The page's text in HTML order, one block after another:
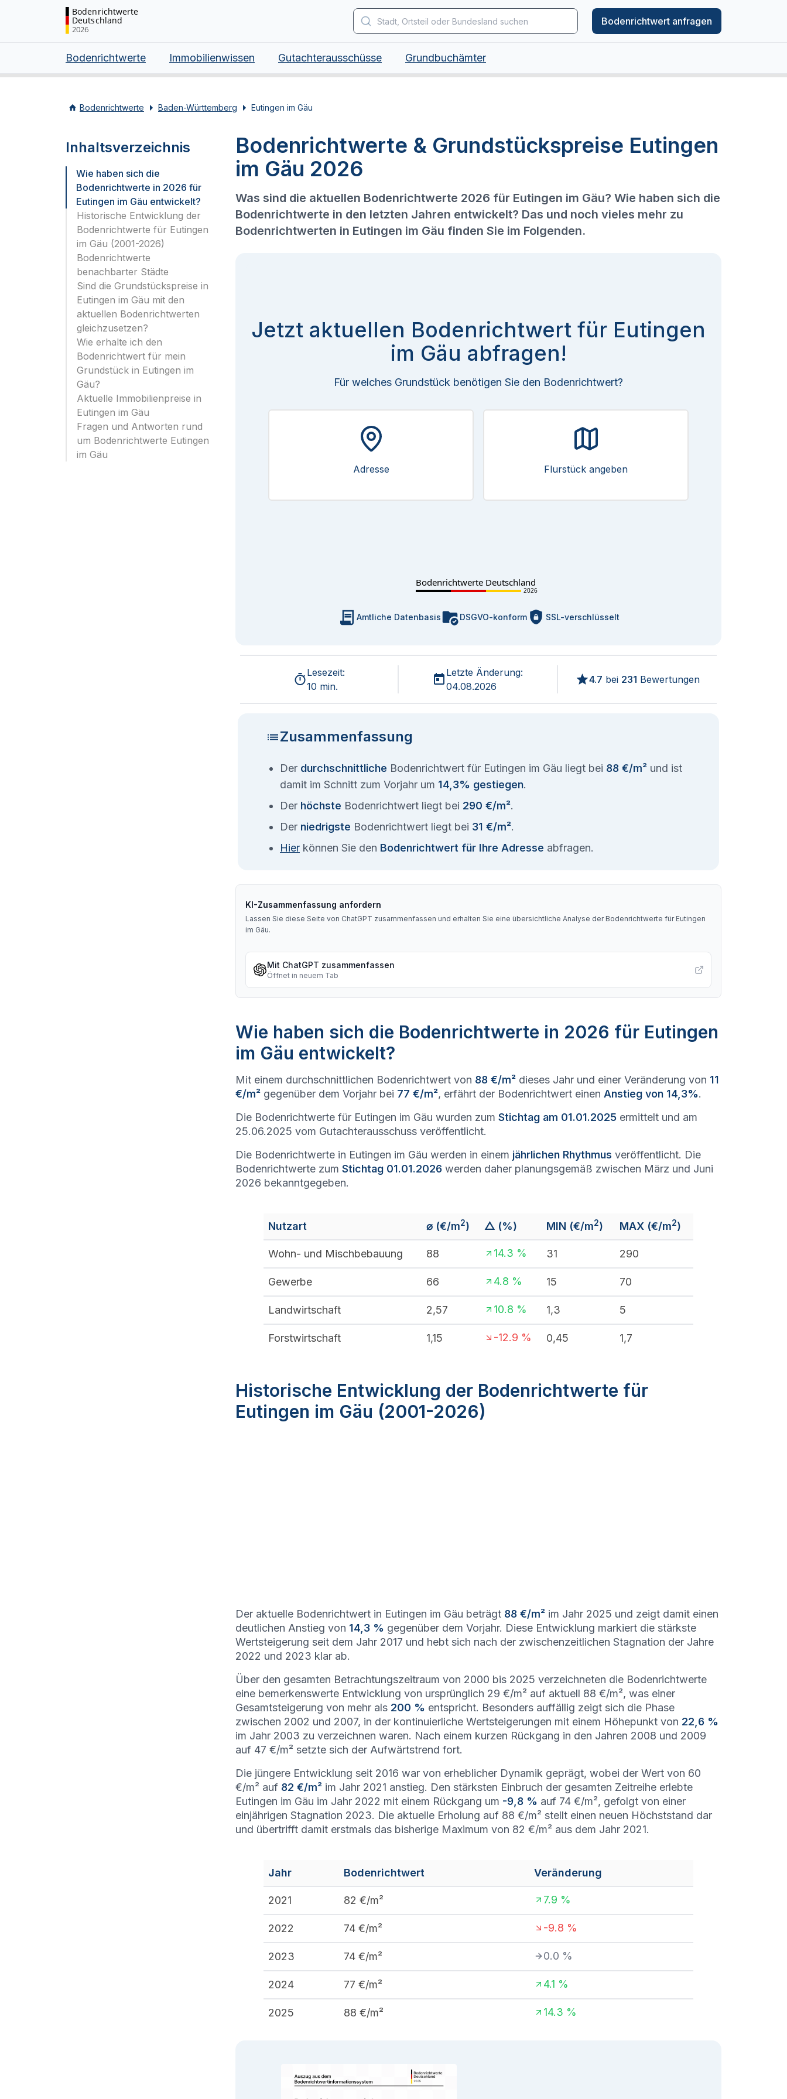
Bodenrichtwerte
Deutschland
2026
Bodenrichtwert anfragen
Bodenrichtwerte Immobilienwissen Gutachterausschüsse Grundbuchämter
Bodenrichtwerte Baden-Württemberg Eutingen im Gäu
Inhaltsverzeichnis
Wie haben sich die
Bodenrichtwerte in 2026 für
Eutingen im Gäu entwickelt?
Historische Entwicklung der
Bodenrichtwerte für Eutingen
im Gäu (2001-2026)
Bodenrichtwerte
benachbarter Städte
Sind die Grundstückspreise in
Eutingen im Gäu mit den
aktuellen Bodenrichtwerten
gleichzusetzen?
Wie erhalte ich den
Bodenrichtwert für mein
Grundstück in Eutingen im
Gäu?
Aktuelle Immobilienpreise in
Eutingen im Gäu
Fragen und Antworten rund
um Bodenrichtwerte Eutingen
im Gäu
Bodenrichtwerte & Grundstückspreise Eutingen
im Gäu 2026
Was sind die aktuellen Bodenrichtwerte 2026 für Eutingen im Gäu? Wie haben sich die
Bodenrichtwerte in den letzten Jahren entwickelt? Das und noch vieles mehr zu
Bodenrichtwerten in Eutingen im Gäu finden Sie im Folgenden.
Jetzt aktuellen Bodenrichtwert für Eutingen
im Gäu abfragen!
Für welches Grundstück benötigen Sie den Bodenrichtwert?
Adresse Flurstück angeben
Bodenrichtwerte Deutschland
2026
Amtliche Datenbasis DSGVO-konform SSL-verschlüsselt
Lesezeit:
10 min.
Letzte Änderung:
04.08.2026
4.7 bei 231 Bewertungen
Zusammenfassung
Der durchschnittliche Bodenrichtwert für Eutingen im Gäu liegt bei 88 €/m² und ist
damit im Schnitt zum Vorjahr um 14,3% gestiegen.
Der höchste Bodenrichtwert liegt bei 290 €/m².
Der niedrigste Bodenrichtwert liegt bei 31 €/m².
Hier können Sie den Bodenrichtwert für Ihre Adresse abfragen.
KI-Zusammenfassung anfordern
Lassen Sie diese Seite von ChatGPT zusammenfassen und erhalten Sie eine übersichtliche Analyse der Bodenrichtwerte für Eutingen
im Gäu.
Mit ChatGPT zusammenfassen
Öffnet in neuem Tab
Wie haben sich die Bodenrichtwerte in 2026 für Eutingen
im Gäu entwickelt?
Mit einem durchschnittlichen Bodenrichtwert von 88 €/m² dieses Jahr und einer Veränderung von 11
€/m² gegenüber dem Vorjahr bei 77 €/m², erfährt der Bodenrichtwert einen Anstieg von 14,3%.
Die Bodenrichtwerte für Eutingen im Gäu wurden zum Stichtag am 01.01.2025 ermittelt und am
25.06.2025 vom Gutachterausschuss veröffentlicht.
Die Bodenrichtwerte in Eutingen im Gäu werden in einem jährlichen Rhythmus veröffentlicht. Die
Bodenrichtwerte zum Stichtag 01.01.2026 werden daher planungsgemäß zwischen März und Juni
2026 bekanntgegeben.
Nutzart ⌀ (€/m2) △ (%) MIN (€/m2) MAX (€/m2)
Wohn- und Mischbebauung 88 14.3 % 31 290
Gewerbe 66 4.8 % 15 70
Landwirtschaft 2,57 10.8 % 1,3 5
Forstwirtschaft 1,15 -12.9 % 0,45 1,7
Historische Entwicklung der Bodenrichtwerte für
Eutingen im Gäu (2001-2026)
Der aktuelle Bodenrichtwert in Eutingen im Gäu beträgt 88 €/m² im Jahr 2025 und zeigt damit einen
deutlichen Anstieg von 14,3 % gegenüber dem Vorjahr. Diese Entwicklung markiert die stärkste
Wertsteigerung seit dem Jahr 2017 und hebt sich nach der zwischenzeitlichen Stagnation der Jahre
2022 und 2023 klar ab.
Über den gesamten Betrachtungszeitraum von 2000 bis 2025 verzeichneten die Bodenrichtwerte
eine bemerkenswerte Entwicklung von ursprünglich 29 €/m² auf aktuell 88 €/m², was einer
Gesamtsteigerung von mehr als 200 % entspricht. Besonders auffällig zeigt sich die Phase
zwischen 2002 und 2007, in der kontinuierliche Wertsteigerungen mit einem Höhepunkt von 22,6 %
im Jahr 2003 zu verzeichnen waren. Nach einem kurzen Rückgang in den Jahren 2008 und 2009
auf 47 €/m² setzte sich der Aufwärtstrend fort.
Die jüngere Entwicklung seit 2016 war von erheblicher Dynamik geprägt, wobei der Wert von 60
€/m² auf 82 €/m² im Jahr 2021 anstieg. Den stärksten Einbruch der gesamten Zeitreihe erlebte
Eutingen im Gäu im Jahr 2022 mit einem Rückgang um -9,8 % auf 74 €/m², gefolgt von einer
einjährigen Stagnation 2023. Die aktuelle Erholung auf 88 €/m² stellt einen neuen Höchststand dar
und übertrifft damit erstmals das bisherige Maximum von 82 €/m² aus dem Jahr 2021.
Jahr Bodenrichtwert Veränderung
2021 82 €/m² 7.9 %
2022 74 €/m² -9.8 %
2023 74 €/m² 0.0 %
2024 77 €/m² 4.1 %
2025 88 €/m² 14.3 %